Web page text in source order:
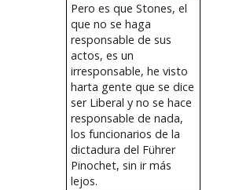
Pero es que Stones, el
que no se haga
responsable de sus
actos, es un
irresponsable, he visto
harta gente que se dice
ser Liberal y no se hace
responsable de nada,
los funcionarios de la
dictadura del Führer
Pinochet, sin ir más
lejos.